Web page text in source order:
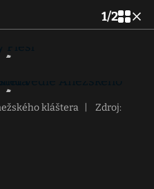
1/2
kláštera
Zdroj: